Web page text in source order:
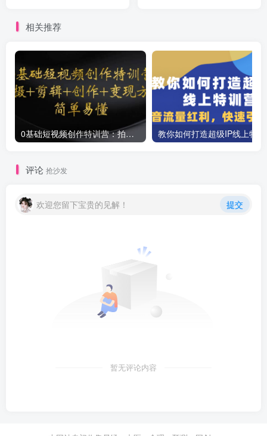
相关推荐
0基础短视频创作特训营：拍摄+剪辑+创作+变现方法
评论 抢沙发
欢迎您留下宝贵的见解！ 提交
暂无评论内容